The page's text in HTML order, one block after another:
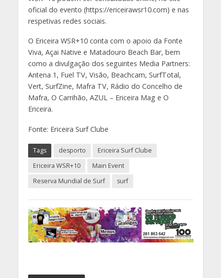
oficial do evento (https://ericeirawsr10.com) e nas
respetivas redes sociais.
O Ericeira WSR+10 conta com o apoio da Fonte
Viva, Açai Native e Matadouro Beach Bar, bem
como a divulgação dos seguintes Media Partners:
Antena 1, Fuel TV, Visão, Beachcam, SurfTotal,
Vert, SurfZine, Mafra TV, Rádio do Concelho de
Mafra, O Carrihão, AZUL – Ericeira Mag e O
Ericeira.
Fonte: Ericeira Surf Clube
Tags desporto
Ericeira Surf Clube
Ericeira WSR+10
Main Event
Reserva Mundial de Surf
surf